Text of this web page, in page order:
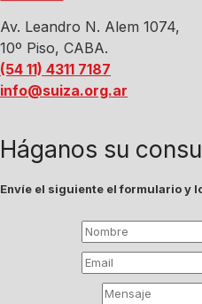
Av. Leandro N. Alem 1074,
10º Piso, CABA.
(54 11) 4311 7187
info@suiza.org.ar
Háganos su
Envíe el siguiente el formulario y